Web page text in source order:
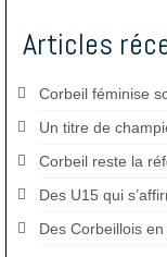
Articles
Corbeil féminise
Un titre de
Corbeil reste la
Des U15 qui
Des Corbeillois